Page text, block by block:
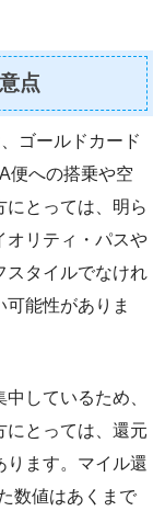
点
ゴールドカード
便への搭乗や空
にとっては、明ら
オリティ・パスや
スタイルでなけれ
能性がありま
しているため、
にとっては、還元
ります。マイル還
数値はあくまで